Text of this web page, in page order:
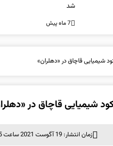
صدرنشینی/ افزایش فاصله با
ناپولی
7 ماه پیش
زمان انتشار: 19 آگوست 2021 ساعت 12:35